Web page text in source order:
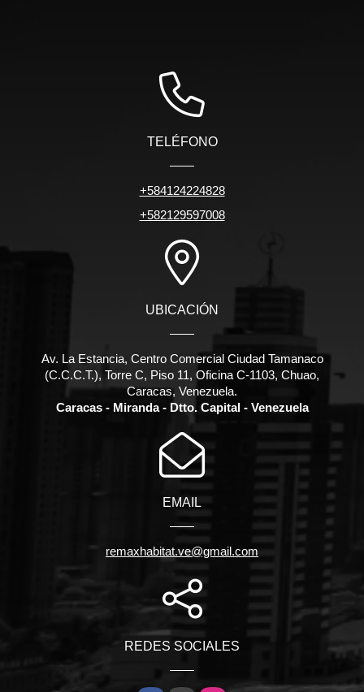
TELÉFONO
+584124224828
+582129597008
UBICACIÓN
Av. La Estancia, Centro Comercial Ciudad Tamanaco
(C.C.C.T.), Torre C, Piso 11, Oficina C-1103, Chuao,
Caracas, Venezuela.
Caracas - Miranda - Dtto. Capital - Venezuela
EMAIL
remaxhabitat.ve@gmail.com
REDES SOCIALES